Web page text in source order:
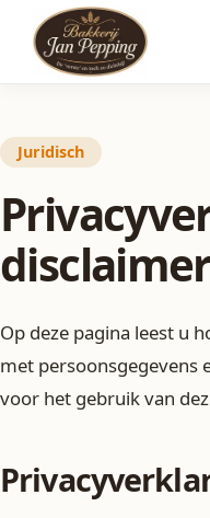
Juridisch
disclaimer
Op deze pagina leest u
met persoonsgegevens
voor het gebruik van